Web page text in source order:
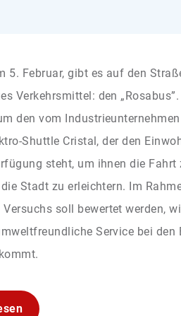
5. Februar, gibt es auf den
Verkehrsmittel: den
den vom
Shuttle Cristal, der den
steht, um ihnen die Fahrt
Stadt zu erleichtern. Im
soll bewertet werden,
Service bei den